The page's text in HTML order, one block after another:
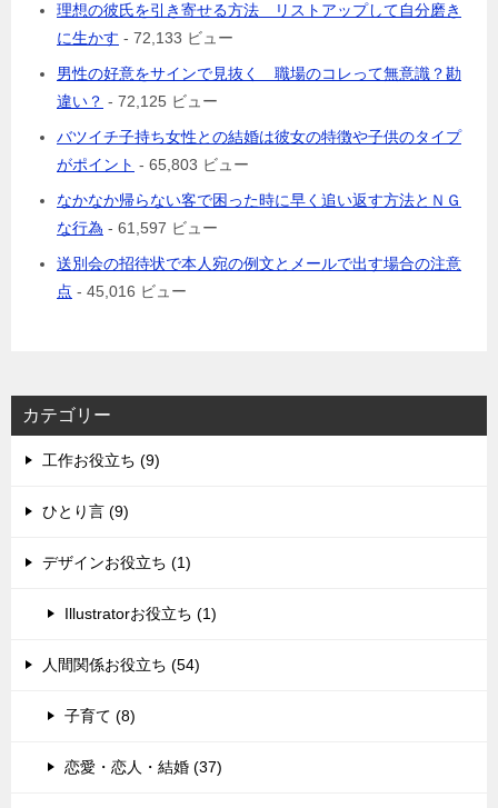
理想の彼氏を引き寄せる方法 リストアップして自分磨き
に生かす - 72,133 ビュー
男性の好意をサインで見抜く 職場のコレって無意識？勘
違い？ - 72,125 ビュー
バツイチ子持ち女性との結婚は彼女の特徴や子供のタイプ
がポイント - 65,803 ビュー
なかなか帰らない客で困った時に早く追い返す方法とＮＧ
な行為 - 61,597 ビュー
送別会の招待状で本人宛の例文とメールで出す場合の注意
点 - 45,016 ビュー
カテゴリー
工作お役立ち (9)
ひとり言 (9)
デザインお役立ち (1)
Illustratorお役立ち (1)
人間関係お役立ち (54)
子育て (8)
恋愛・恋人・結婚 (37)